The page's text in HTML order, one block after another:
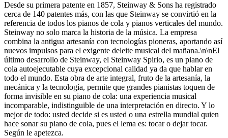
Desde su primera patente en 1857, Steinway ⁠&⁠ Sons ha registrado
cerca de 140 patentes más, con las que Steinway se convirtió en la
referencia de todos los pianos de cola y pianos verticales del mundo.
Steinway no solo marca la historia de la música. La empresa
combina la antigua artesanía con tecnologías pioneras, aportando así
nuevos impulsos para el exigente deleite musical del mañana.\n\nEl
último desarrollo de Steinway, el Steinway Spirio, es un piano de
cola autoejecutable cuya excepcional calidad ya da que hablar en
todo el mundo. Esta obra de arte integral, fruto de la artesanía, la
mecánica y la tecnología, permite que grandes pianistas toquen de
forma invisible en su piano de cola: una experiencia musical
incomparable, indistinguible de una interpretación en directo. Y lo
mejor de todo: usted decide si es usted o una estrella mundial quien
hace sonar su piano de cola, pues el lema es: tocar o dejar tocar.
Según le apetezca.